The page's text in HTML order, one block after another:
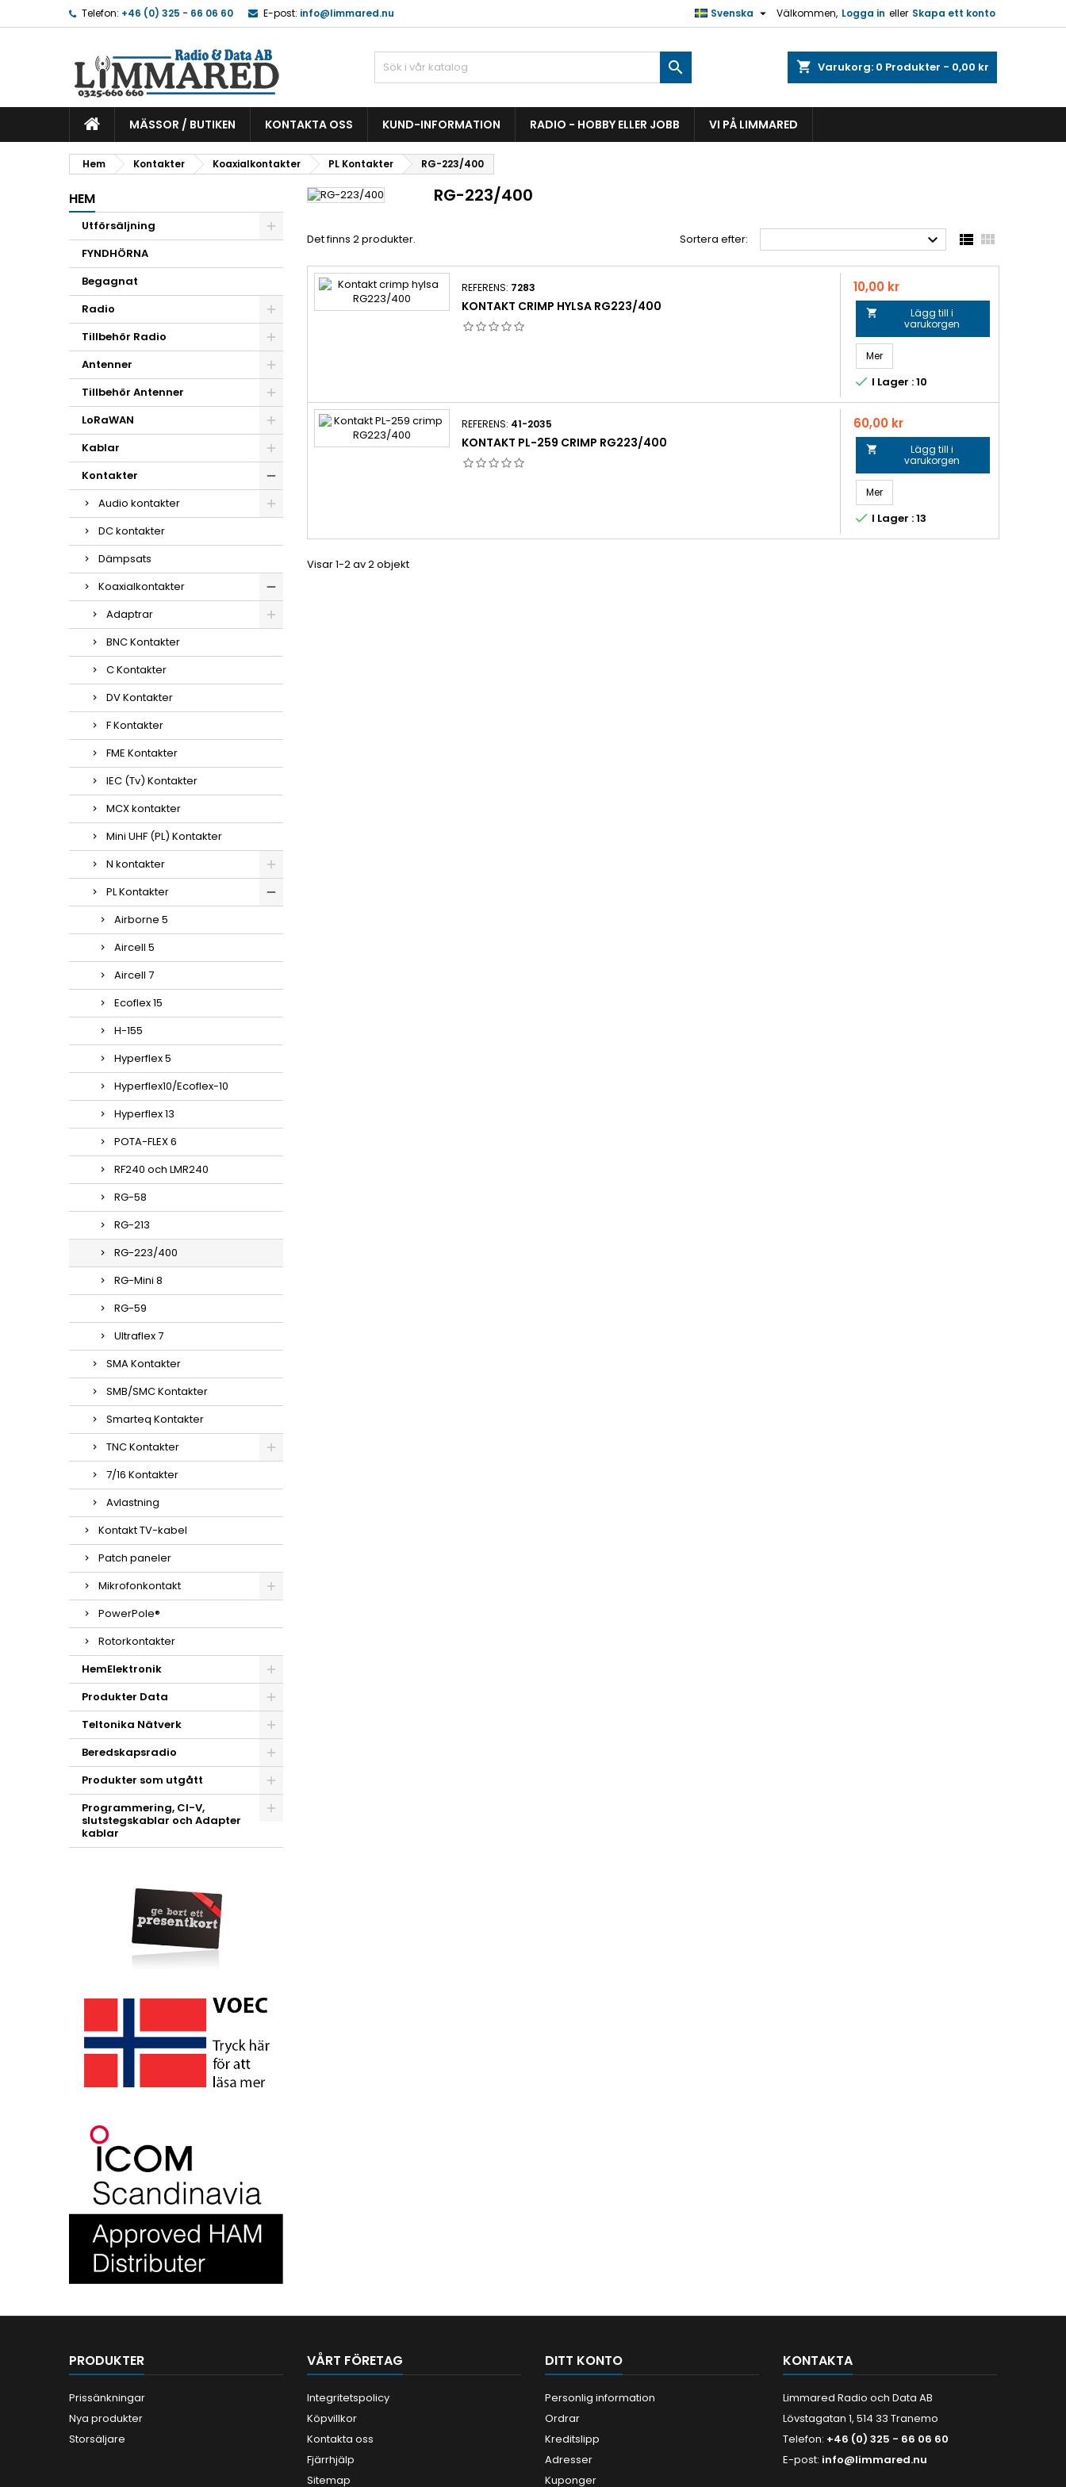
Telefon: +46 (0) 325 - 66 06 60 E-post: info@limmared.nu Välkommen, Logga in eller Skapa ett konto
Svenska 
shopping_cart Varukorg: 0 Produkter - 0,00 kr

MÄSSOR / BUTIKEN KONTAKTA OSS KUND-INFORMATION RADIO - HOBBY ELLER JOBB VI PÅ LIMMARED
Hem Kontakter Koaxialkontakter PL Kontakter RG-223/400
HEM
Utförsäljning
FYNDHÖRNA
Begagnat
Radio
Tillbehör Radio
Antenner
Tillbehör Antenner
LoRaWAN
Kablar
Kontakter
Audio kontakter
DC kontakter
Dämpsats
Koaxialkontakter
Adaptrar
BNC Kontakter
C Kontakter
DV Kontakter
F Kontakter
FME Kontakter
IEC (Tv) Kontakter
MCX kontakter
Mini UHF (PL) Kontakter
N kontakter
PL Kontakter
Airborne 5
Aircell 5
Aircell 7
Ecoflex 15
H-155
Hyperflex 5
Hyperflex10/Ecoflex-10
Hyperflex 13
POTA-FLEX 6
RF240 och LMR240
RG-58
RG-213
RG-223/400
RG-Mini 8
RG-59
Ultraflex 7
SMA Kontakter
SMB/SMC Kontakter
Smarteq Kontakter
TNC Kontakter
7/16 Kontakter
Avlastning
Kontakt TV-kabel
Patch paneler
Mikrofonkontakt
PowerPole®
Rotorkontakter
HemElektronik
Produkter Data
Teltonika Nätverk
Beredskapsradio
Produkter som utgått
Programmering, CI-V,
slutstegskablar och Adapter
kablar
RG-223/400
Det finns 2 produkter. Sortera efter:   
REFERENS: 7283
KONTAKT CRIMP HYLSA RG223/400
Pris
10,00 kr

Lägg till i
varukorgen
Mer
 I Lager : 10
REFERENS: 41-2035
KONTAKT PL-259 CRIMP RG223/400
Pris
60,00 kr

Lägg till i
varukorgen
Mer
 I Lager : 13
Visar 1-2 av 2 objekt
PRODUKTER
Prissänkningar
Nya produkter
Storsäljare
VÅRT FÖRETAG
Integritetspolicy
Köpvillkor
Kontakta oss
Fjärrhjälp
Sitemap
DITT KONTO
Personlig information
Ordrar
Kreditslipp
Adresser
Kuponger
KONTAKTA
Limmared Radio och Data AB
Lövstagatan 1, 514 33 Tranemo
Telefon: +46 (0) 325 - 66 06 60
E-post: info@limmared.nu